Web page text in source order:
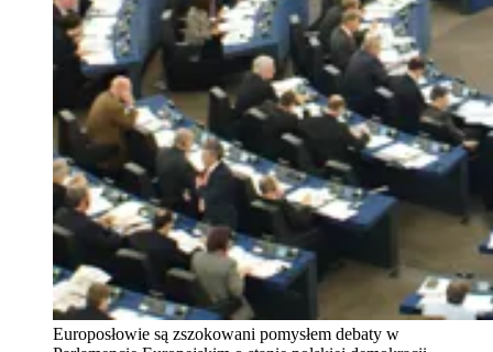
Europosłowie są zszokowani pomysłem debaty w